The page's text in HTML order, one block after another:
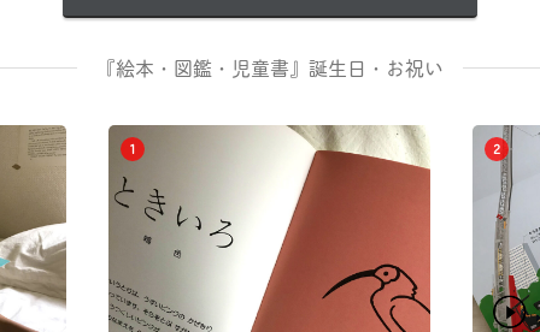
『絵本・図鑑・児童書』誕生日・お祝い
1 2